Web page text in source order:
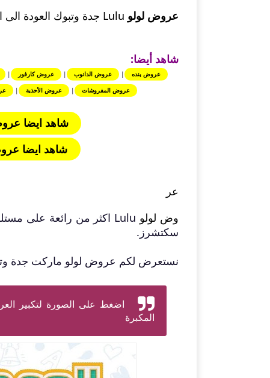
عروض لولو
شاهد أيضا:
عروض بنده | عروض الدانوب | عروض كارفور |
عروض المفروشات
| عروض الأحذية |
شاهد ايضا عروض
شاهد ايضا عروض
عر
وض لولو Lulu اكثر من رائعة على
سكتشرز.
نستعرض لكم عروض لولو ماركت جدة
اضغط على الصورة لتكبير
المكبرة